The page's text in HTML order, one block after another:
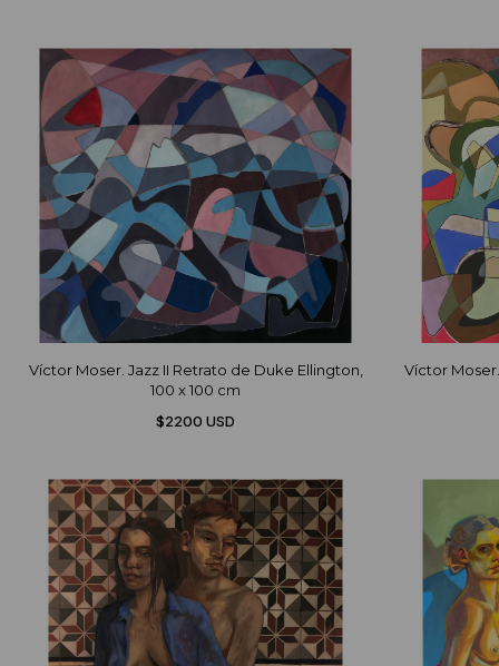
Víctor Moser. Jazz II Retrato de Duke Ellington,
100 x 100 cm
$2200 USD
Víctor